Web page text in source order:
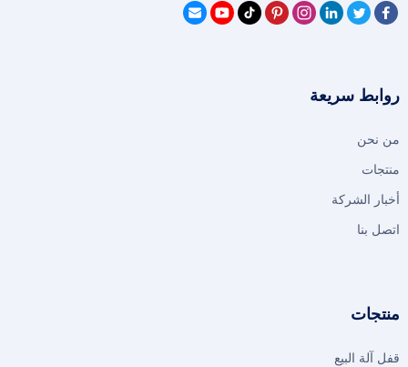
روابط سريعة
من نحن
منتجات
أخبار الشركة
اتصل بنا
منتجات
قفل آلة البيع